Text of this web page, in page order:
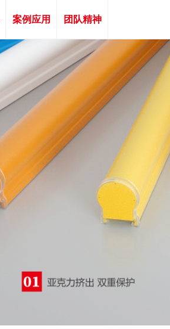
案例应用 团队精神